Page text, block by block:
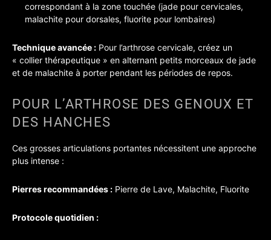
correspondant à la zone touchée (jade pour cervicales,
malachite pour dorsales, fluorite pour lombaires)
Technique avancée : Pour l’arthrose cervicale, créez un
« collier thérapeutique » en alternant petits morceaux de jade
et de malachite à porter pendant les périodes de repos.
POUR L’ARTHROSE DES GENOUX ET
DES HANCHES
Ces grosses articulations portantes nécessitent une approche
plus intense :
Pierres recommandées : Pierre de Lave, Malachite, Fluorite
Protocole quotidien :